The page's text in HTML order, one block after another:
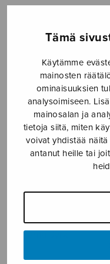
Tämä
Käytämme
mainosten
ominaisuuksien
analysoimiseen.
mainosalan ja
tietoja siitä, miten
voivat yhdistää
antanut heille tai
Linjama Jyrki